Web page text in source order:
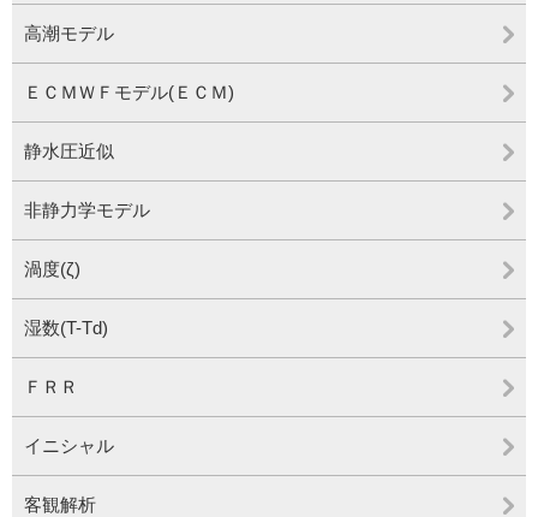
高潮モデル
ＥＣＭＷＦモデル(ＥＣＭ)
静水圧近似
非静力学モデル
渦度(ζ)
湿数(T-Td)
ＦＲＲ
イニシャル
客観解析